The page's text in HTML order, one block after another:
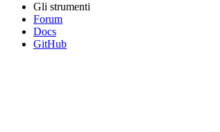
Gli strumenti
Forum
Docs
GitHub